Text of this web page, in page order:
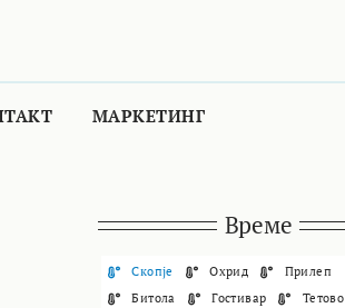
МАРКЕТИНГ
Време
Скопје Охрид
Прилеп
Битола
Гостивар
Тетово